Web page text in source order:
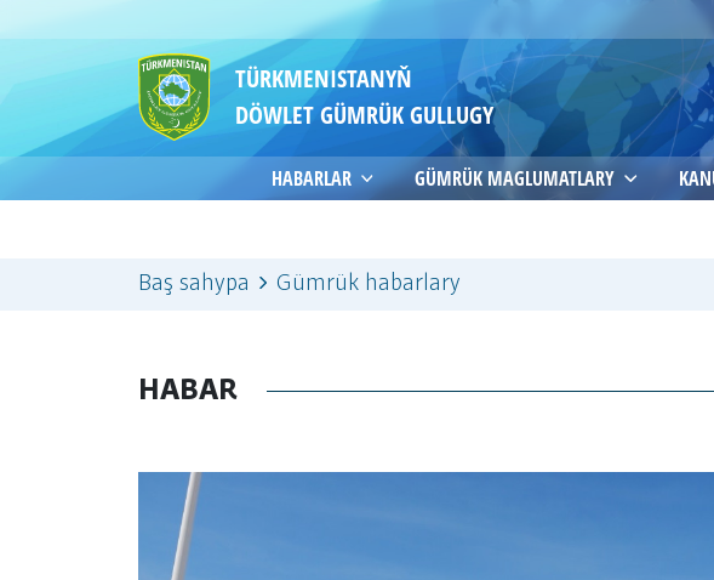
TÜRKMENISTANYŇ
DÖWLET GÜMRÜK GULLUGY
HABARLAR GÜMRÜK MAGLUMATLARY
Baş sahypa Gümrük habarlary
HABAR